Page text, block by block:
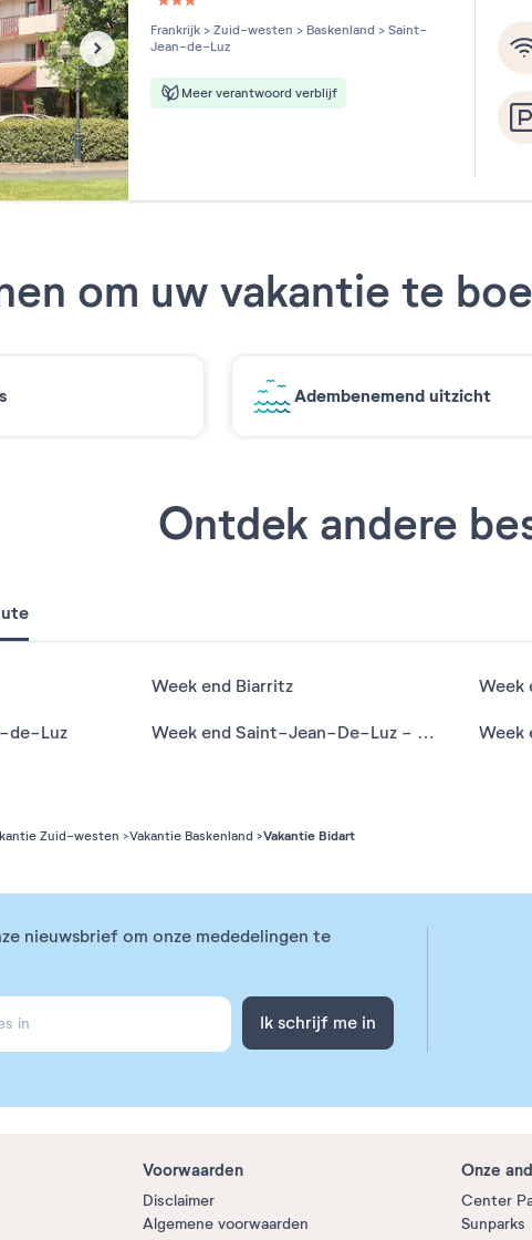
3 étoiles sur 5
Frankrijk > Zuid-westen > Baskenland > Saint-
Jean-de-Luz
Meer verantwoord verblijf
om uw vakantie te
Adembenemend uitzicht
Ontdek andere
Week end Biarritz Week
de-Luz Week end Saint-Jean-De-Luz - Ciboure
Zuid-westen Vakantie Baskenland Vakantie Bidart
nieuwsbrief om onze mededelingen te
Ik schrijf me in
Voorwaarden
Disclaimer
Algemene voorwaarden
Onze
Center
Sunparks